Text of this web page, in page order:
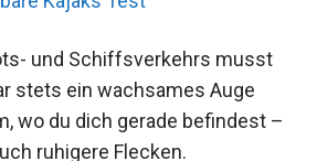
und Schiffsverkehrs musst
stets ein wachsames Auge
wo du dich gerade befindest –
ruhigere Flecken.